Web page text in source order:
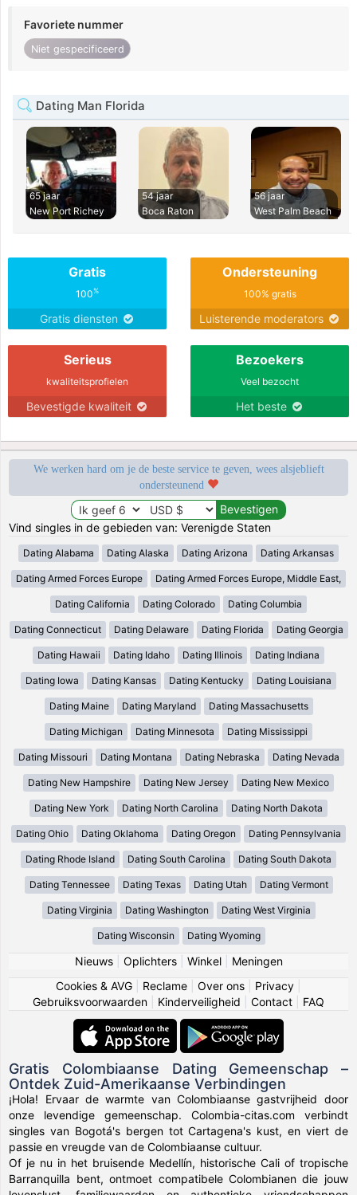
Favoriete nummer
Niet gespecificeerd
Dating Man Florida
65 jaar
New Port Richey
54 jaar
Boca Raton
56 jaar
West Palm Beach
Gratis
100%
Gratis diensten
Ondersteuning
100% gratis
Luisterende moderators
Serieus
kwaliteitsprofielen
Bevestigde kwaliteit
Bezoekers
Veel bezocht
Het beste
We werken hard om je de beste service te geven, wees alsjeblieft
ondersteunend
Vind singles in de gebieden van: Verenigde Staten
Dating Alabama Dating Alaska Dating Arizona Dating Arkansas
Dating Armed Forces Europe Dating Armed Forces Europe, Middle East,
Dating California Dating Colorado Dating Columbia
Dating Connecticut Dating Delaware Dating Florida Dating Georgia
Dating Hawaii Dating Idaho Dating Illinois Dating Indiana
Dating Iowa Dating Kansas Dating Kentucky Dating Louisiana
Dating Maine Dating Maryland Dating Massachusetts
Dating Michigan Dating Minnesota Dating Mississippi
Dating Missouri Dating Montana Dating Nebraska Dating Nevada
Dating New Hampshire Dating New Jersey Dating New Mexico
Dating New York Dating North Carolina Dating North Dakota
Dating Ohio Dating Oklahoma Dating Oregon Dating Pennsylvania
Dating Rhode Island Dating South Carolina Dating South Dakota
Dating Tennessee Dating Texas Dating Utah Dating Vermont
Dating Virginia Dating Washington Dating West Virginia
Dating Wisconsin Dating Wyoming
Nieuws| Oplichters| Winkel| Meningen
Cookies & AVG
Reclame Over ons Privacy
Gebruiksvoorwaarden
Kinderveiligheid Contact FAQ
Gratis Colombiaanse Dating Gemeenschap –
Ontdek Zuid-Amerikaanse Verbindingen
¡Hola! Ervaar de warmte van Colombiaanse gastvrijheid door
onze levendige gemeenschap. Colombia-citas.com verbindt
singles van Bogotá's bergen tot Cartagena's kust, en viert de
passie en vreugde van de Colombiaanse cultuur.
Of je nu in het bruisende Medellín, historische Cali of tropische
Barranquilla bent, ontmoet compatibele Colombianen die jouw